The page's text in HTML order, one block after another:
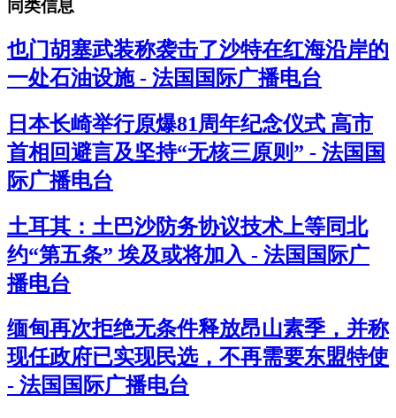
同类信息
也门胡塞武装称袭击了沙特在红海沿岸的
一处石油设施 - 法国国际广播电台
日本长崎举行原爆81周年纪念仪式 高市
首相回避言及坚持“无核三原则” - 法国国
际广播电台
土耳其：土巴沙防务协议技术上等同北
约“第五条” 埃及或将加入 - 法国国际广
播电台
缅甸再次拒绝无条件释放昂山素季，并称
现任政府已实现民选，不再需要东盟特使
- 法国国际广播电台